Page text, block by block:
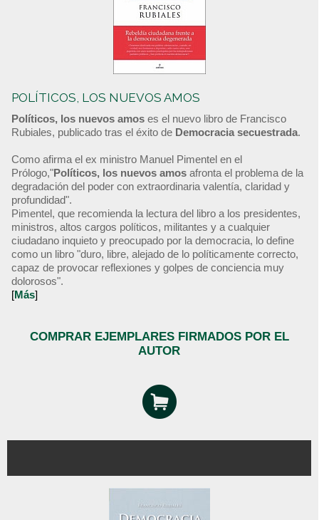
POLÍTICOS, LOS NUEVOS AMOS
Políticos, los nuevos amos es el nuevo libro de Francisco
Rubiales, publicado tras el éxito de Democracia secuestrada.
Como afirma el ex ministro Manuel Pimentel en el
Prólogo,"Políticos, los nuevos amos afronta el problema de la
degradación del poder con extraordinaria valentía, claridad y
profundidad".
Pimentel, que recomienda la lectura del libro a los presidentes,
ministros, altos cargos políticos, militantes y a cualquier
ciudadano inquieto y preocupado por la democracia, lo define
como un libro "duro, libre, alejado de lo políticamente correcto,
capaz de provocar reflexiones y golpes de conciencia muy
dolorosos".
[Más]
COMPRAR EJEMPLARES FIRMADOS POR EL
AUTOR